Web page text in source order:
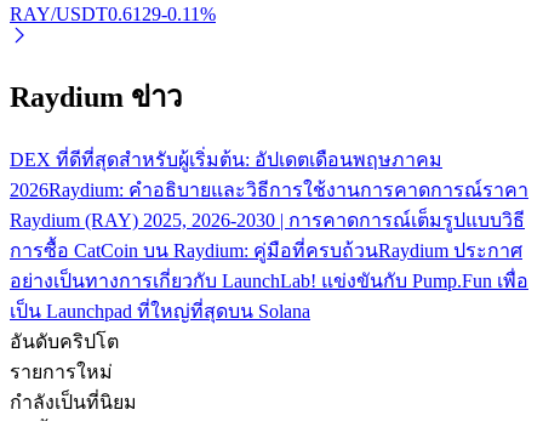
พันธมิตร Bitrue
มากถึง 65% คอมมิชชั่น!
RAY/USDT0.6129-0.11%
Raydium ข่าว
DEX ที่ดีที่สุดสำหรับผู้เริ่มต้น: อัปเดตเดือนพฤษภาคม
2026Raydium: คำอธิบายและวิธีการใช้งานการคาดการณ์ราคา
Raydium (RAY) 2025, 2026-2030 | การคาดการณ์เต็มรูปแบบวิธี
การซื้อ CatCoin บน Raydium: คู่มือที่ครบถ้วนRaydium ประกาศ
อย่างเป็นทางการเกี่ยวกับ LaunchLab! แข่งขันกับ Pump.Fun เพื่อ
เป็น Launchpad ที่ใหญ่ที่สุดบน Solana
อันดับคริปโต
รายการใหม่
กำลังเป็นที่นิยม